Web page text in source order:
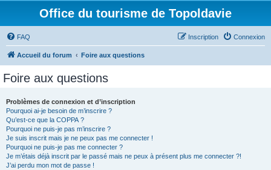
Office du tourisme de Topoldavie
FAQ Connexion
Inscription
Accueil du forum Foire aux questions
Foire aux questions
Problèmes de connexion et d’inscription
Pourquoi ai-je besoin de m’inscrire ?
Qu’est-ce que la COPPA ?
Pourquoi ne puis-je pas m’inscrire ?
Je suis inscrit mais je ne peux pas me connecter !
Pourquoi ne puis-je pas me connecter ?
Je m’étais déjà inscrit par le passé mais ne peux à présent plus me connecter ?!
J’ai perdu mon mot de passe !